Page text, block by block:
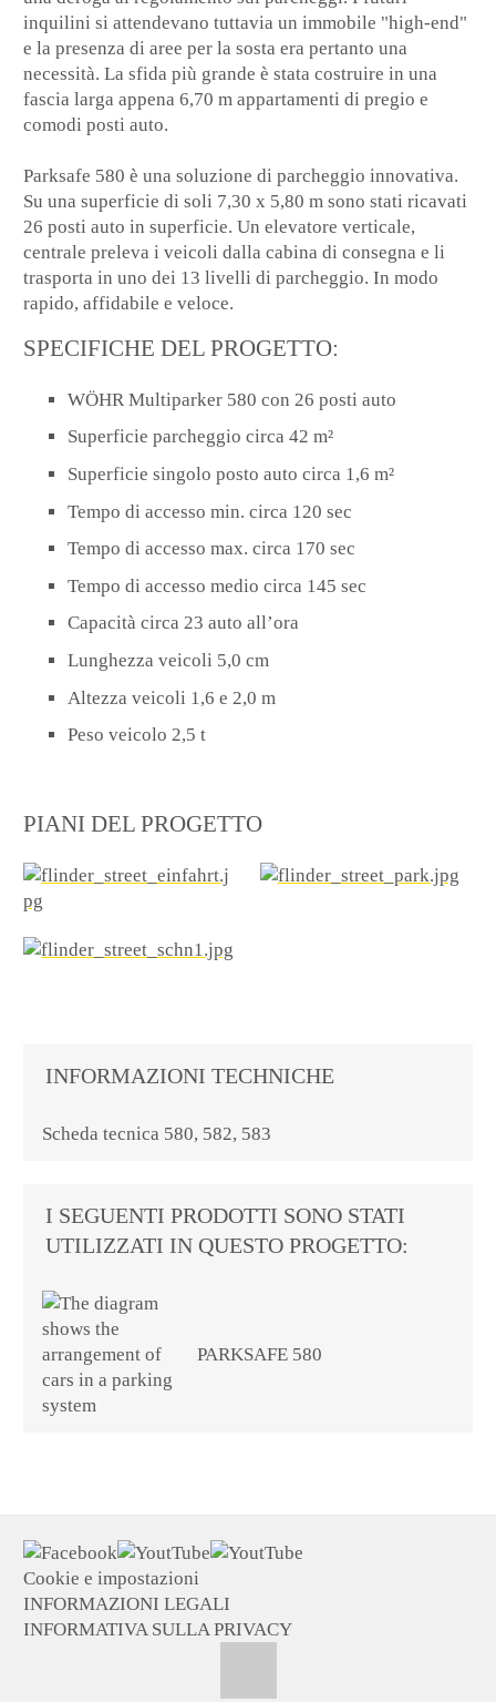
inquilini si attendevano tuttavia un immobile "high-end"
e la presenza di aree per la sosta era pertanto una
necessità. La sfida più grande è stata costruire in una
fascia larga appena 6,70 m appartamenti di pregio e
comodi posti auto.
Parksafe 580 è una soluzione di parcheggio innovativa.
Su una superficie di soli 7,30 x 5,80 m sono stati ricavati
26 posti auto in superficie. Un elevatore verticale,
centrale preleva i veicoli dalla cabina di consegna e li
trasporta in uno dei 13 livelli di parcheggio. In modo
rapido, affidabile e veloce.
SPECIFICHE DEL PROGETTO:
WÖHR Multiparker 580 con 26 posti auto
Superficie parcheggio circa 42 m²
Superficie singolo posto auto circa 1,6 m²
Tempo di accesso min. circa 120 sec
Tempo di accesso max. circa 170 sec
Tempo di accesso medio circa 145 sec
Capacità circa 23 auto all’ora
Lunghezza veicoli 5,0 cm
Altezza veicoli 1,6 e 2,0 m
Peso veicolo 2,5 t
PIANI DEL PROGETTO
INFORMAZIONI TECHNICHE
Scheda tecnica 580, 582, 583
I SEGUENTI PRODOTTI SONO STATI
UTILIZZATI IN QUESTO PROGETTO:
PARKSAFE 580
Cookie e impostazioni
INFORMAZIONI LEGALI
INFORMATIVA SULLA PRIVACY